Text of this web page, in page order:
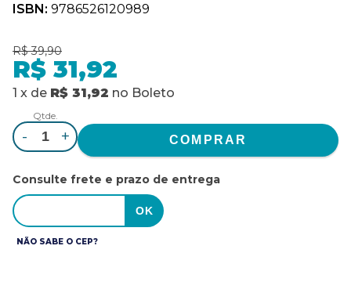
ISBN: 9786526120989
R$ 39,90
R$ 31,92
1 x de R$ 31,92 no Boleto
Qtde.
- +
Consulte frete e prazo de entrega
NÃO SABE O CEP?